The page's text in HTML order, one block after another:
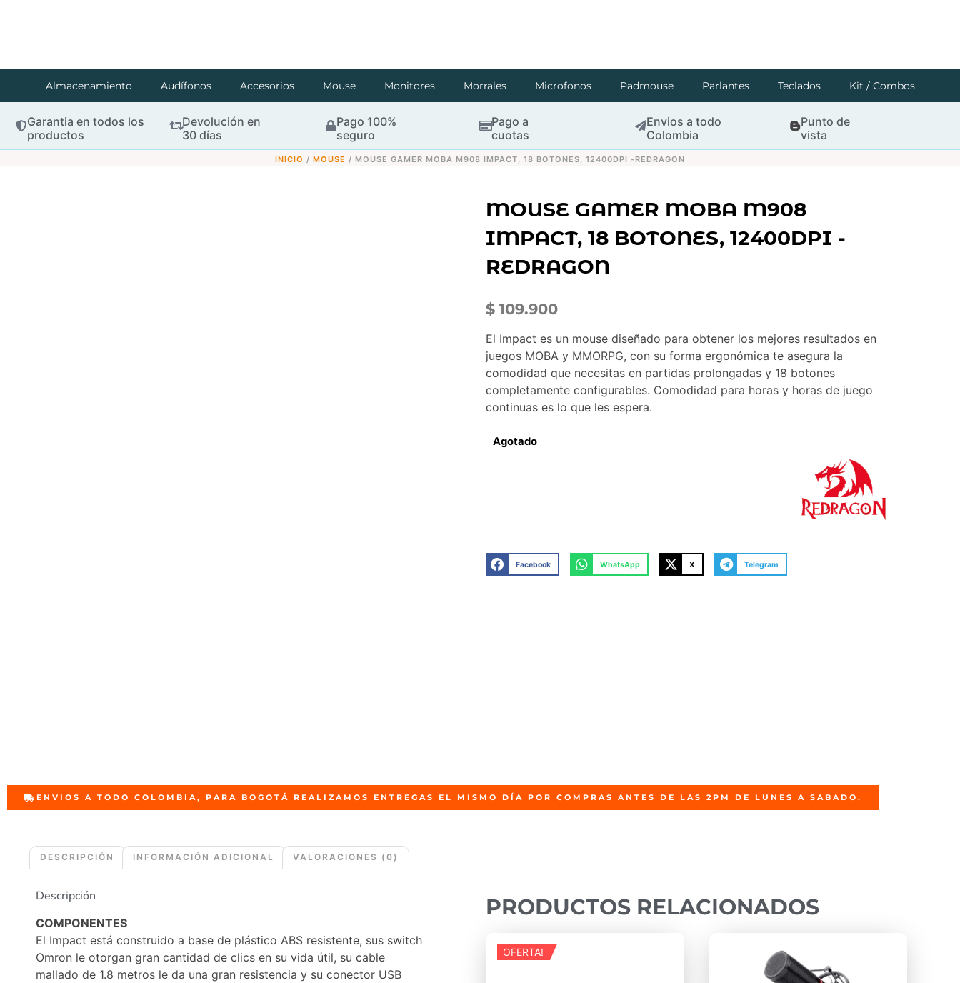
Almacenamiento Audífonos Accesorios Mouse Monitores Morrales Microfonos Padmouse Parlantes Teclados Kit / Combos
Garantia en todos los
productos
Devolución en
30 días
Pago 100%
seguro
Pago a
cuotas
Envios a todo
Colombia
Punto de
vista
INICIO / MOUSE / MOUSE GAMER MOBA M908 IMPACT, 18 BOTONES, 12400DPI -REDRAGON
MOUSE GAMER MOBA M908
IMPACT, 18 BOTONES, 12400DPI -
REDRAGON
$ 109.900
El Impact es un mouse diseñado para obtener los mejores resultados en
juegos MOBA y MMORPG, con su forma ergonómica te asegura la
comodidad que necesitas en partidas prolongadas y 18 botones
completamente configurables. Comodidad para horas y horas de juego
continuas es lo que les espera.
Agotado
Facebook WhatsApp X Telegram
ENVIOS A TODO COLOMBIA, PARA BOGOTÁ REALIZAMOS ENTREGAS EL MISMO DÍA POR COMPRAS ANTES DE LAS 2PM DE LUNES A SABADO.
DESCRIPCIÓN INFORMACIÓN ADICIONAL VALORACIONES (0)
Descripción
COMPONENTES
El Impact está construido a base de plástico ABS resistente, sus switch
Omron le otorgan gran cantidad de clics en su vida útil, su cable
mallado de 1.8 metros le da una gran resistencia y su conector USB
PRODUCTOS RELACIONADOS
OFERTA!